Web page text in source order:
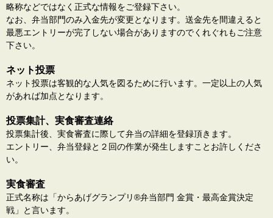
略称などではなく正式な情報をご登録下さい。
なお、弁当部門のみ入金先が変更となります。送金先を間違えると
最悪エントリーが完了しない場合がありますのでくれぐれもご注意
下さい。
ネット投票
ネット投票は客観的な人気を図るために行います。一定以上の人気
があれば加点となります。
投票集計、実食審査連絡
投票集計後、実食審査に際して弁当の詳細を登録頂きます。
エントリー、弁当登録と２回の作業が発生しますことお許しくださ
い。
実食審査
正式名称は「からあげグランプリ®️弁当部門 金賞・最高金賞決定
戦」と言います。